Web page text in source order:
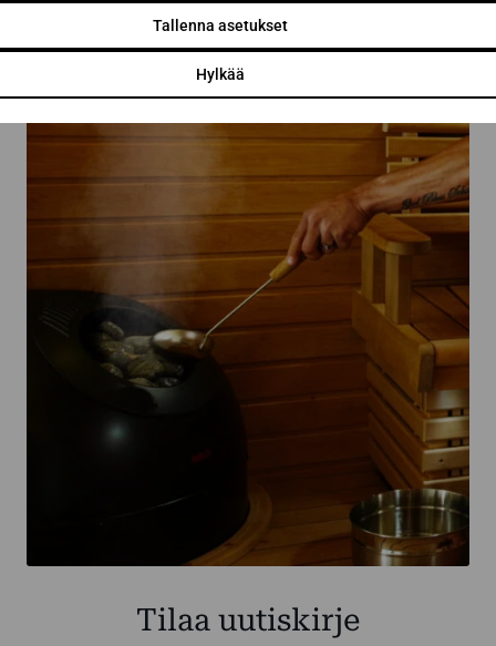
Hylkää
Tallenna asetukset
Tilaa uutiskirje